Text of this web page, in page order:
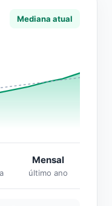
Mediana atual
Mensal
último ano